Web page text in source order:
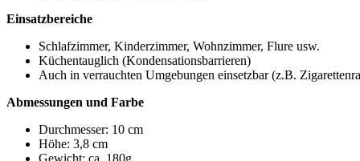
Einsatzbereiche
Schlafzimmer, Kinderzimmer, Wohnzimmer, Flure usw.
Küchentauglich (Kondensationsbarrieren)
Auch in verrauchten Umgebungen einsetzbar (z.B.
Abmessungen und Farbe
Durchmesser: 10 cm
Höhe: 3,8 cm